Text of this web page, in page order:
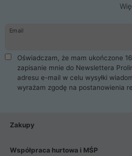
komunikacja ze sklepem
danych osobowych. Dlatego zakup
ProLine to czysta przyjemność i
Zaopatrzysz się u nas w akcesoria i
takie jak procesory, karty graficzne,
dyski SSD, M.2 oraz HDD. Nasi
najlepszy zasilacz komputerowy
Poza komputerami mamy również
Smartfony takich producentów jak
wentylatory. Na koniec mając już to
Email
Oświadczam, że mam ukończone
zapisanie mnie do Newslettera
adresu e-mail w celu wysyłki
wyrażam zgodę na postanowienia
Zakupy
Współpraca hurtowa i MŚP